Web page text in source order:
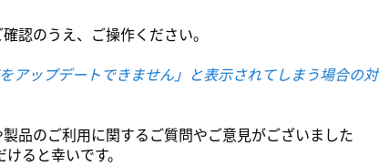
認のうえ、ご操作ください。
アップデートできません」と表示されてしまう場合の対
品のご利用に関するご質問やご意見がございました
ると幸いです。